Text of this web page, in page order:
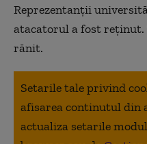
Reprezentanții
atacatorul a fost reținut.
rănit.
Setarile tale privind
afisarea continutul din
actualiza setarile